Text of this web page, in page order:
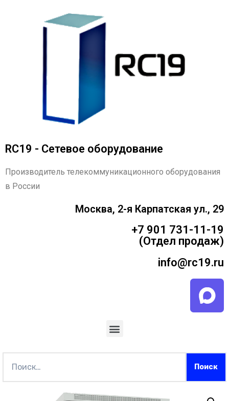
RC19 - Сетевое оборудование
Производитель телекоммуникационного оборудования
в России
Москва, 2-я Карпатская ул., 29
+7 901 731-11-19
(Отдел продаж)
info@rc19.ru